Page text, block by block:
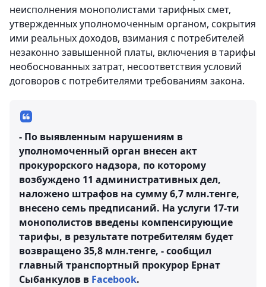
неисполнения монополистами тарифных смет,
утвержденных уполномоченным органом, сокрытия
ими реальных доходов, взимания с потребителей
незаконно завышенной платы, включения в тарифы
необоснованных затрат, несоответствия условий
договоров с потребителями требованиям закона.
- По выявленным нарушениям в
уполномоченный орган внесен акт
прокурорского надзора, по которому
возбуждено 11 административных дел,
наложено штрафов на сумму 6,7 млн.тенге,
внесено семь предписаний. На услуги 17-ти
монополистов введены компенсирующие
тарифы, в результате потребителям будет
возвращено 35,8 млн.тенге, - сообщил
главный транспортный прокурор Ернат
Сыбанкулов в Facebook.